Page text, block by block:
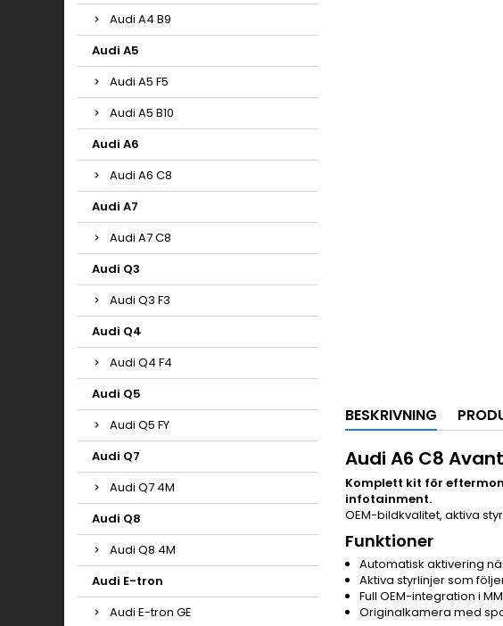
Audi A4 B9
Audi A5
Audi A5 F5
Audi A5 B10
Audi A6
Audi A6 C8
Audi A7
Audi A7 C8
Audi Q3
Audi Q3 F3
Audi Q4
Audi Q4 F4
Audi Q5
Audi Q5 FY
Audi Q7
Audi Q7 4M
Audi Q8
Audi Q8 4M
Audi E-tron
Audi E-tron GE
BESKRIVNING
Audi A6 C8
Komplett kit för
infotainment.
OEM-bildkvalitet, aktiva
Funktioner
Automatisk aktivering
Aktiva styrlinjer som
Full OEM-integration i
Originalkamera med